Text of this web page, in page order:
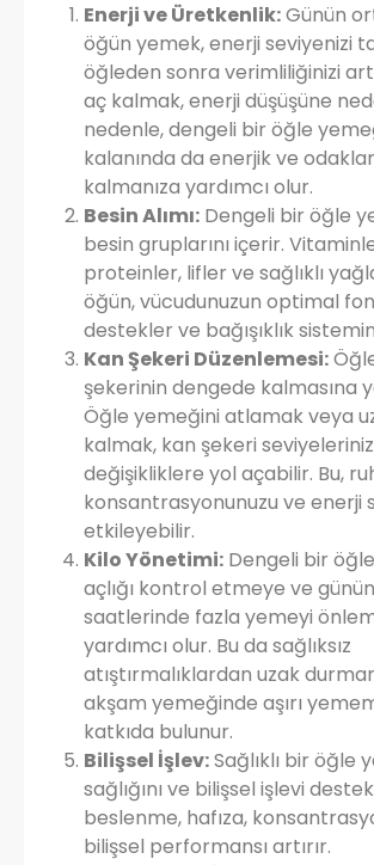
Enerji ve Üretkenlik:Günün
öğün yemek, enerji seviyenizi
öğleden sonra verimliliğinizi
aç kalmak, enerji düşüşüne
nedenle, dengeli bir öğle
kalanında da enerjik ve
kalmanıza yardımcı olur.
Besin Alımı: Dengeli bir öğle
besin gruplarını içerir.
proteinler, lifler ve sağlıklı
öğün, vücudunuzun optimal
destekler ve bağışıklık
Kan Şekeri Düzenlemesi:
şekerinin dengede kalmasına
Öğle yemeğini atlamak veya
kalmak, kan şekeri
değişikliklere yol açabilir. Bu,
konsantrasyonunuzu ve enerji
etkileyebilir.
Kilo Yönetimi: Dengeli bir
açlığı kontrol etmeye ve
saatlerinde fazla yemeyi
yardımcı olur. Bu da sağlıksız
atıştırmalıklardan uzak
akşam yemeğinde aşırı
katkıda bulunur.
Bilişsel İşlev:Sağlıklı bir öğle
sağlığını ve bilişsel işlevi
beslenme, hafıza,
bilişsel performansı artırır.